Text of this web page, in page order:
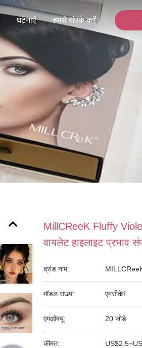
घटनाएँ हमसे संपर्क करें
MillCReeK Fluffy
वायलेट हाइलाइट
ब्रांड नाम:
मॉडल संख्या: एमसीके1
एमओक्यू: 20 जोड़े
कीमत: